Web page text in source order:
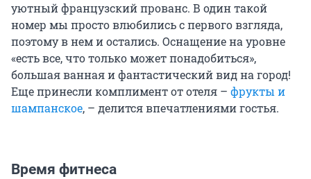
уютный французский прованс. В один такой
номер мы просто влюбились с первого взгляда,
поэтому в нем и остались. Оснащение на уровне
«есть все, что только может понадобиться»,
большая ванная и фантастический вид на город!
Еще принесли комплимент от отеля – фрукты и
шампанское, – делится впечатлениями гостья.
Время фитнеса